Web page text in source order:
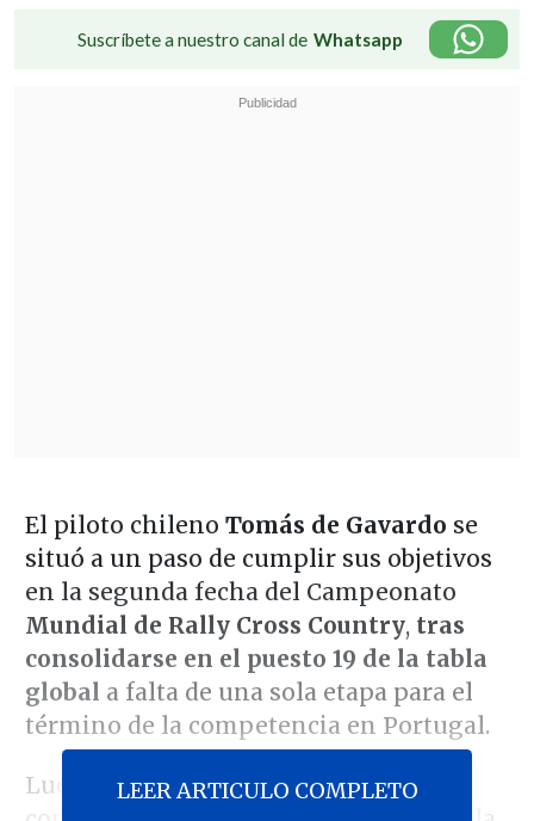
Suscríbete a nuestro canal de Whatsapp
El piloto chileno Tomás de Gavardo se
situó a un paso de cumplir sus objetivos
en la segunda fecha del Campeonato
Mundial de Rally Cross Country, tras
consolidarse en el puesto 19 de la tabla
global a falta de una sola etapa para el
término de la competencia en Portugal.
Luego de dos jornadas de alta
LEER ARTICULO COMPLETO